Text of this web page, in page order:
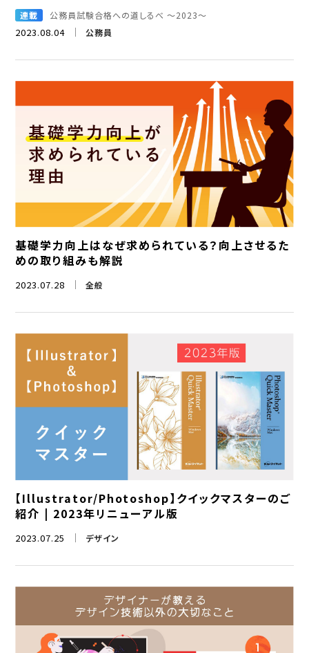
2023.08.04 公務員
連載 公務員試験合格への道しるべ ～2023～
基礎学力向上はなぜ求められている？向上させるた
めの取り組みも解説
2023.07.28 全般
【Illustrator/Photoshop】クイックマスターのご
紹介 | 2023年リニューアル版
2023.07.25 デザイン